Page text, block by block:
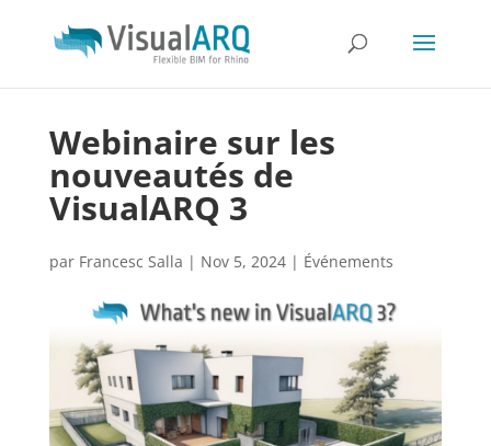
Webinaire sur les
nouveautés de
VisualARQ 3
par Francesc Salla | Nov 5, 2024| Événements